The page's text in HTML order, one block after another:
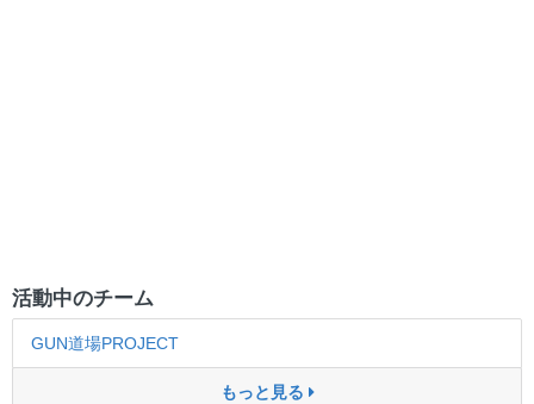
活動中のチーム
GUN道場PROJECT
もっと見る